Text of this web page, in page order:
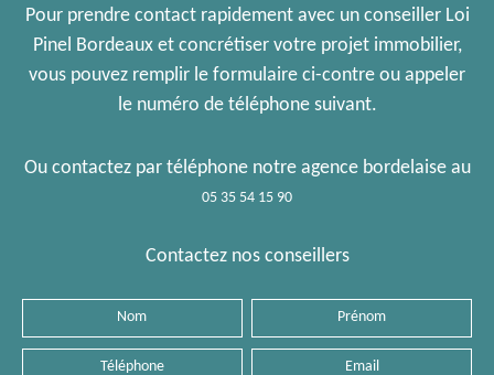
Pour prendre contact rapidement avec un conseiller Loi
Pinel Bordeaux et concrétiser votre projet immobilier,
vous pouvez remplir le formulaire ci-contre ou appeler
le numéro de téléphone suivant.
Ou contactez par téléphone notre agence bordelaise au
05 35 54 15 90
Contactez nos conseillers
Téléphone